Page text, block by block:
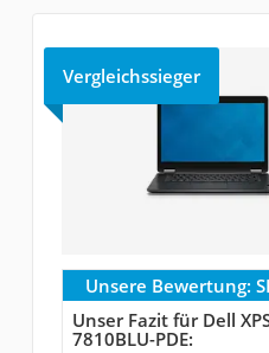
Vergleichssieger
Unsere Bewertung:
Unser Fazit für Dell
7810BLU-PDE: